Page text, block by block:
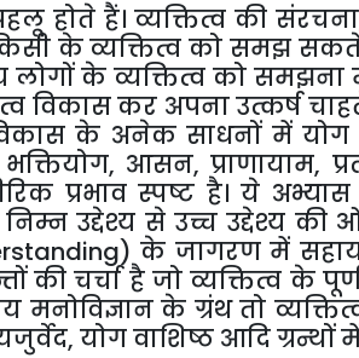
होते हैं। व्यक्तित्व की संरचना
के व्यक्तित्व को समझ
लोगों के व्यक्तित्व को समझना
विकासकर अपनाउत्कर्ष
के अनेक साधनों में योग
भक्तियोग, आसन,प्राणायाम,
प्रभाव स्पष्ट है। ये अभ्यास
निम्न उद्देश्य से उच्च उद्देश्य की
के जागरण में
की चर्चा है जो व्यक्तित्व के
मनोविज्ञान के ग्रंथ तो
, योगवाशिष्ठ आदिग्रन्थों